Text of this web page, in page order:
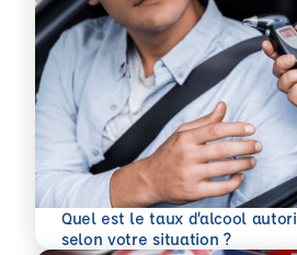
Quel est le taux d’alcool
selon votre situation ?
En savoir plus